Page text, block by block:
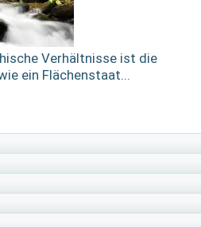
Verhältnisse ist die
ein Flächenstaat...